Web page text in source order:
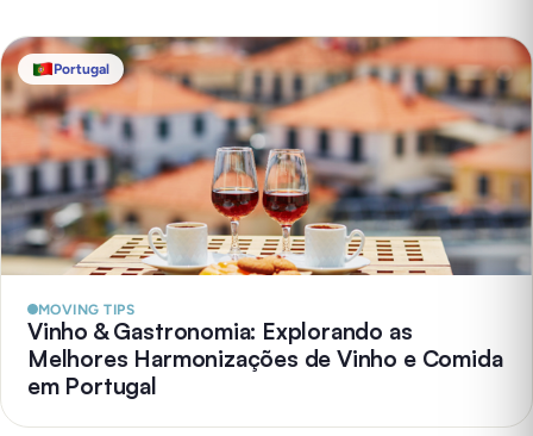
Portugal
MOVING TIPS
Vinho & Gastronomia: Explorando as
Melhores Harmonizações de Vinho e Comida
em Portugal